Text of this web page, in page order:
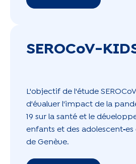
SEROCoV-
L'objectif de l'étude
d'évaluer l'impact de la
19 sur la santé et le
enfants et des adolescent‑es
de Genève.